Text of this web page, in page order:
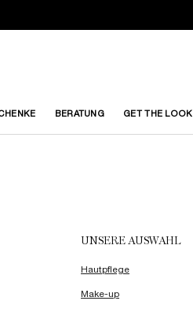
BERATUNG GET THE LOOK
UNSERE AUSWAHL
Hautpflege
Make-up